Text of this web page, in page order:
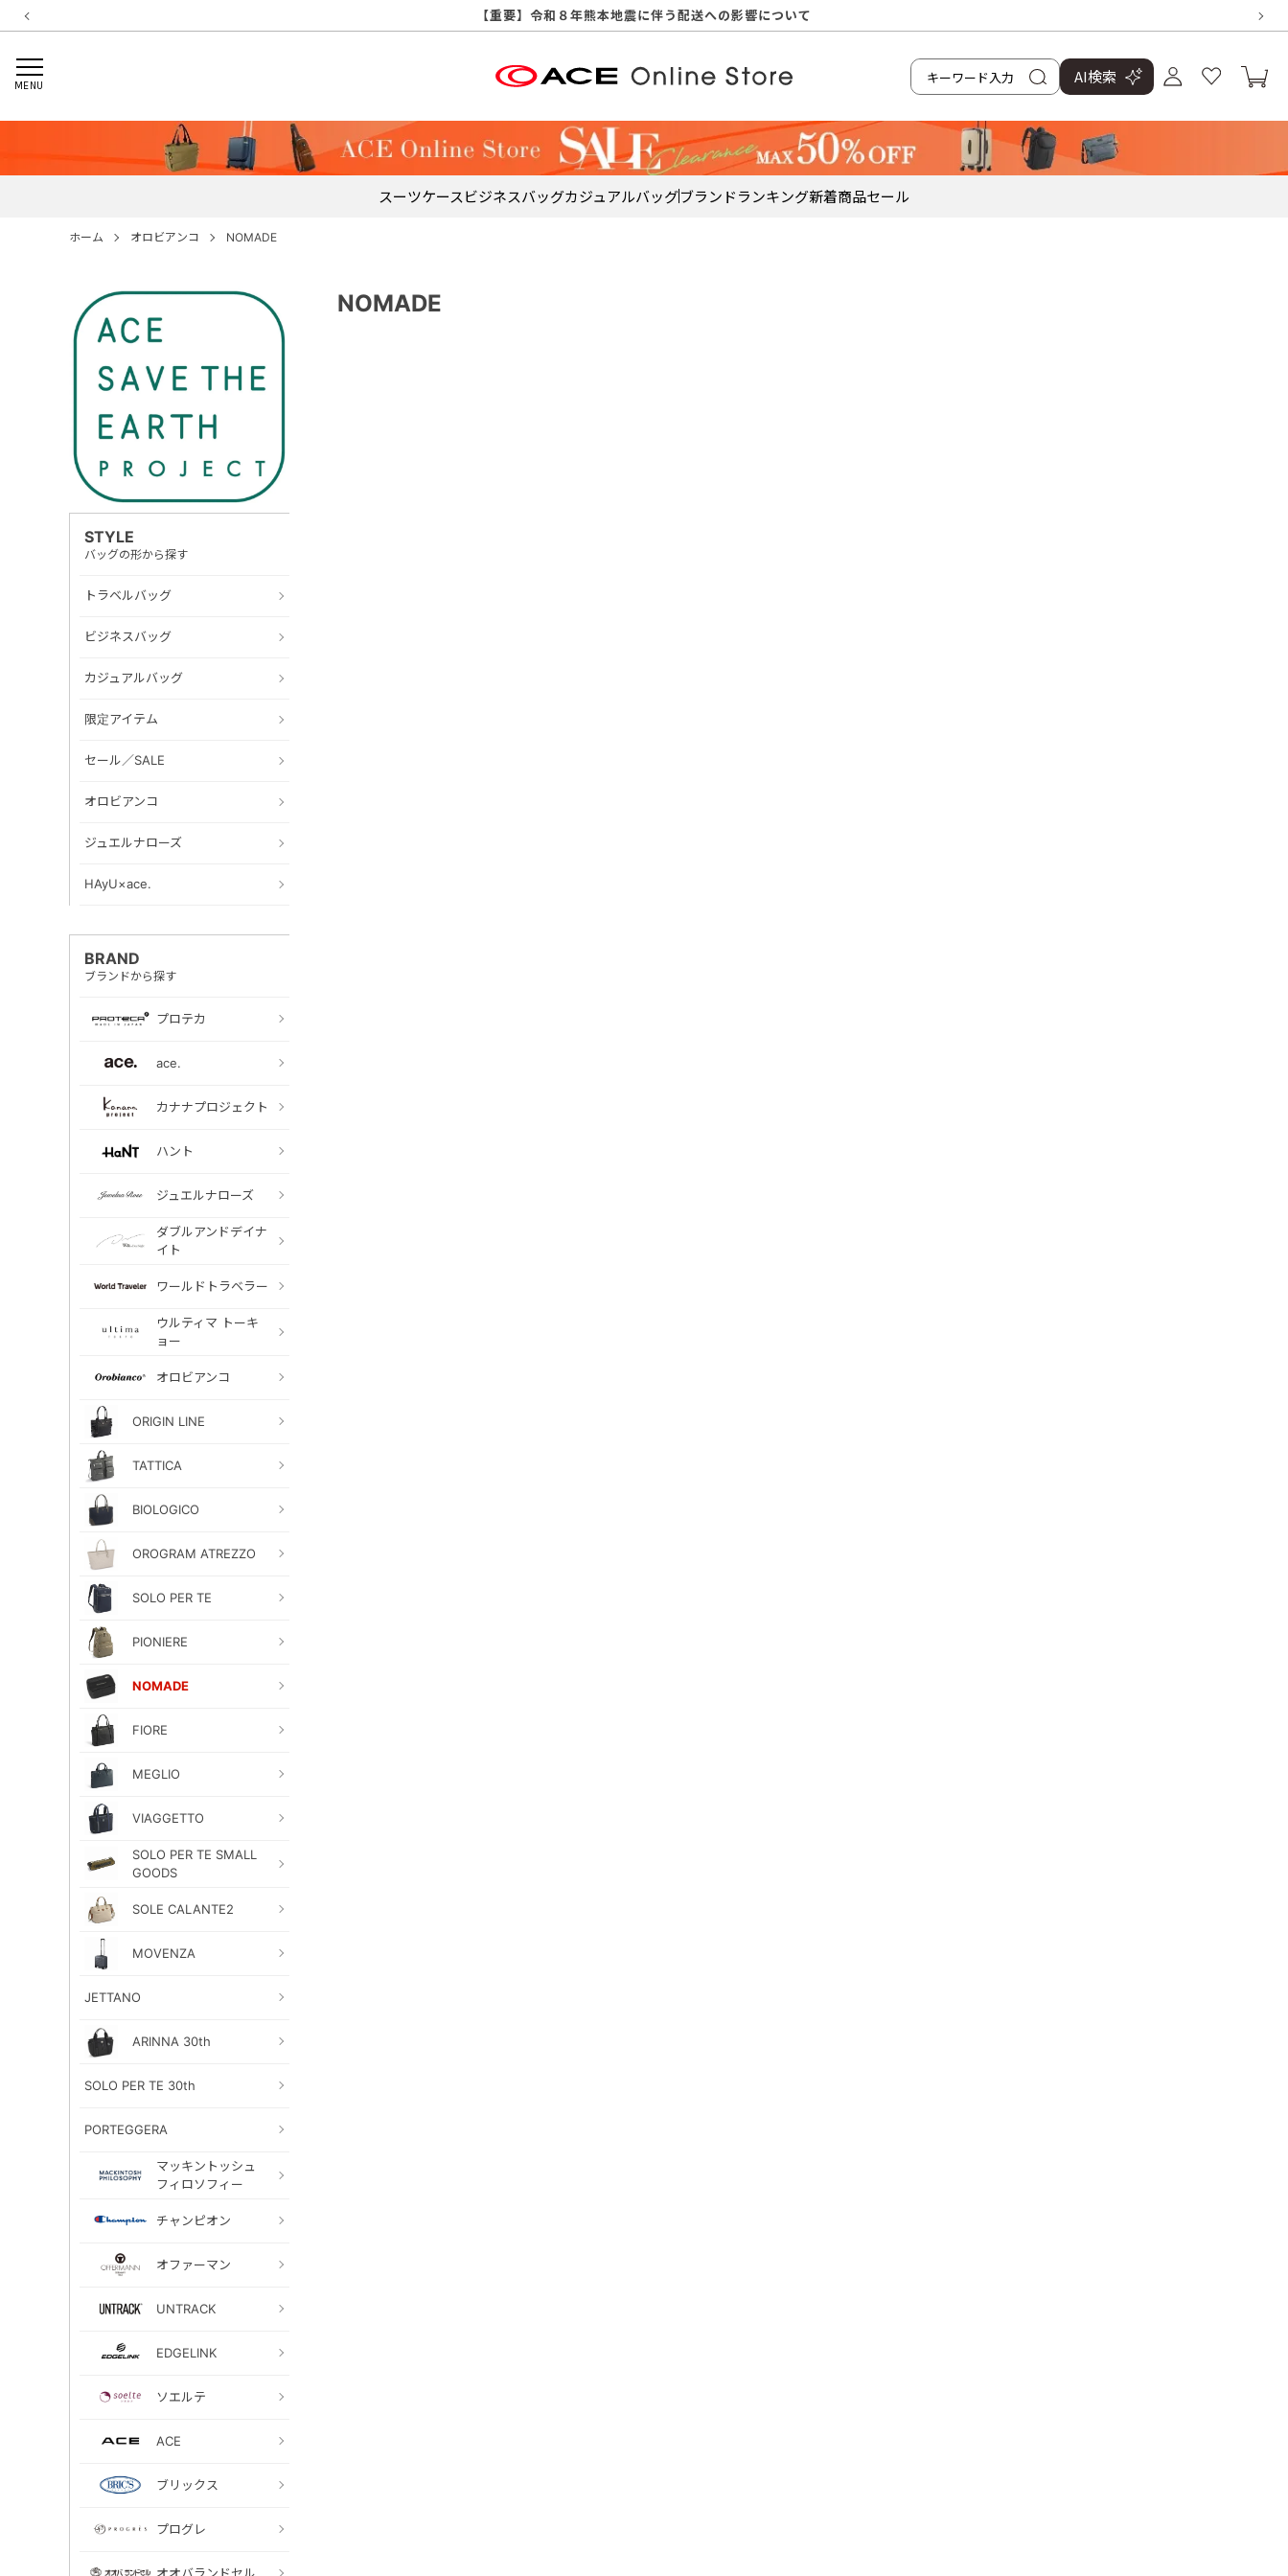
【重要】令和８年熊本地震に伴う配送への影響について
【重要】納品書・領収書ペーパーレス化（電子化）のお知らせ
【重要】天候不良や交通状況・物量増等に伴う配送への影響について
【重要】悪質な詐欺サイトにご注意ください
【重要】各種メールが届かない場合に関しまして
【重要】お問い合わせのご対応に関しまして
【重要】SNSのなりすまし詐欺にご注意ください
MENU AI検索
スーツケースビジネスバッグカジュアルバッグブランドランキング新着商品セール
ホーム オロビアンコ NOMADE
STYLE
バッグの形から探す
トラベルバッグ
ビジネスバッグ
カジュアルバッグ
限定アイテム
セール／SALE
オロビアンコ
ジュエルナローズ
HAyU×ace.
BRAND
ブランドから探す
プロテカ
ace.
カナナプロジェクト
ハント
ジュエルナローズ
ダブルアンドデイナ
イト
ワールドトラベラー
ウルティマ トーキ
ョー
オロビアンコ
ORIGIN LINE
TATTICA
BIOLOGICO
OROGRAM ATREZZO
SOLO PER TE
PIONIERE
NOMADE
FIORE
MEGLIO
VIAGGETTO
SOLO PER TE SMALL
GOODS
SOLE CALANTE2
MOVENZA
JETTANO
ARINNA 30th
SOLO PER TE 30th
PORTEGGERA
マッキントッシュ
フィロソフィー
チャンピオン
オファーマン
UNTRACK
EDGELINK
ソエルテ
ACE
ブリックス
プログレ
オオバランドセル
NOMADE